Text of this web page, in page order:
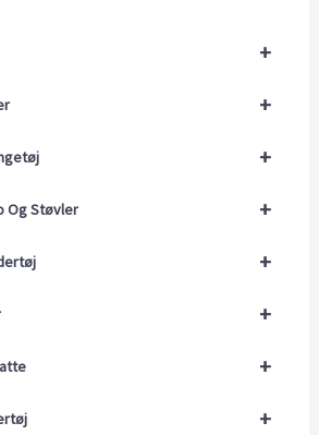
+
+
+
+
Og Støvler
+
+
+
+